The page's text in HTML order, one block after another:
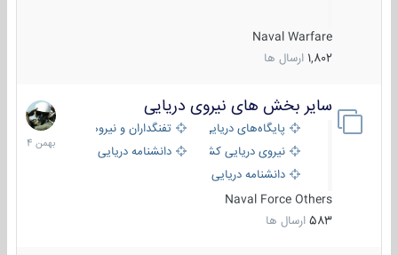
Naval Warfare
1,802 ارسال ها
سایر بخش های نیروی دریایی
پایگاه‌های دریایی
تفنگداران و نیروهای ویژه‌ی دریایی
نیروی دریایی کشورهای مختلفدانشنامه دریایی
دانشنامه دریایی کپی
Naval Force Others
583 ارسال ها
22
بهمن
1404